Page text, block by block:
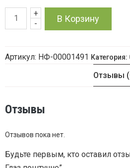
-
Количество
Конфета
Глаз
+
В Корзину
Артикул: НФ-00001491 Категория:
Отзывы
Отзывы
Отзывов пока нет.
Будьте первым, кто оставил